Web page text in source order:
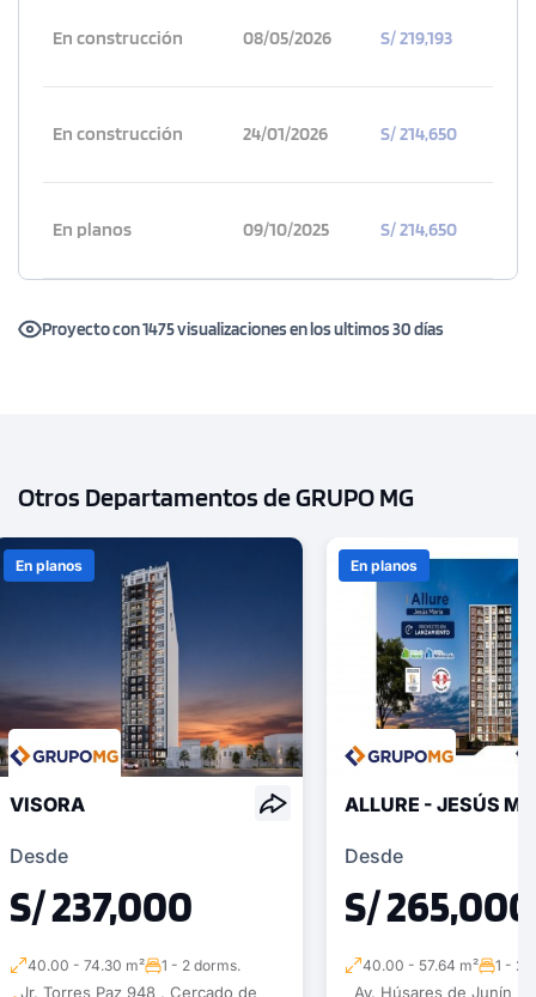
En construcción 08/05/2026 S/ 219,193
En construcción 24/01/2026 S/ 214,650
En planos 09/10/2025 S/ 214,650
Proyecto con 1475 visualizaciones en los ultimos 30 días
Otros Departamentos de GRUPO MG
En planos
VISORA
Desde
S/ 237,000
40.00 - 74.30 m² 1 - 2 dorms.
Jr. Torres Paz 948 , Cercado de
En planos
ALLURE - JESÚS
Desde
S/ 265,000
40.00 - 57.64 m² 1 - 2
Av. Húsares de Junín